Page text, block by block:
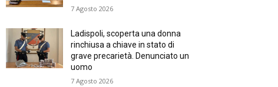
7 Agosto 2026
Ladispoli, scoperta una donna
rinchiusa a chiave in stato di
grave precarietà. Denunciato un
uomo
7 Agosto 2026